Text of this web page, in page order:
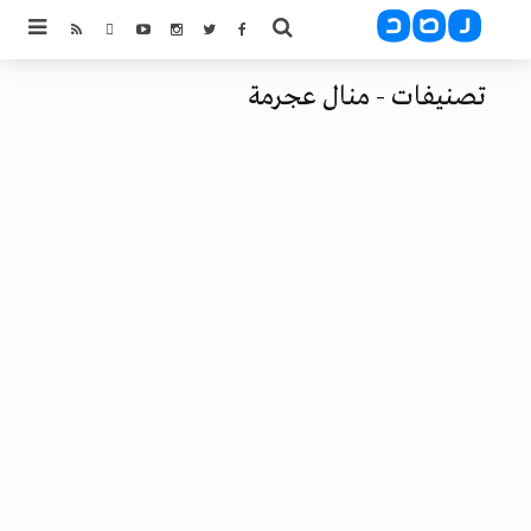
تصنيفات - منال عجرمة